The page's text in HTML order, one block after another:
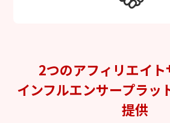
2つのアフィリエイト
インフルエンサープラッ
提供